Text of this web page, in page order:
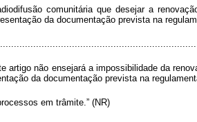
comunitária que desejar a
da documentação prevista na
artigo não ensejará a impossibilidade da
da documentação prevista na
em trâmite.” (NR)